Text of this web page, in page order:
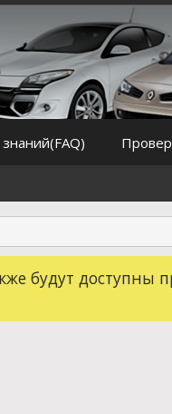
будут доступны